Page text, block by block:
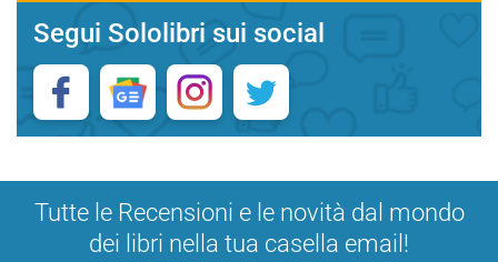
Segui Sololibri sui social
Tutte le Recensioni e le novità dal mondo
dei libri nella tua casella email!